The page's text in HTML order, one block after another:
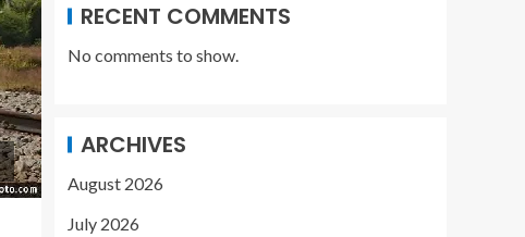
RECENT COMMENTS
No comments to show.
ARCHIVES
August 2026
July 2026